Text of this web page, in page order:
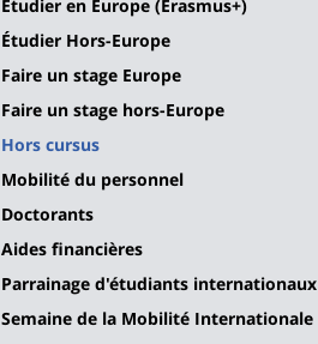
Etudier en Europe (Erasmus+)
Étudier Hors-Europe
Faire un stage Europe
Faire un stage hors-Europe
Hors cursus
Mobilité du personnel
Doctorants
Aides financières
Parrainage d'étudiants internationaux
Semaine de la Mobilité Internationale